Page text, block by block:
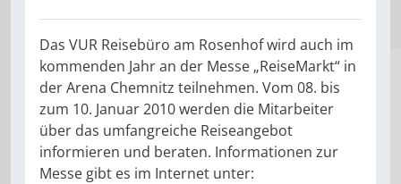
Das VUR Reisebüro am Rosenhof wird auch im
kommenden Jahr an der Messe „ReiseMarkt“ in
der Arena Chemnitz teilnehmen. Vom 08. bis
zum 10. Januar 2010 werden die Mitarbeiter
über das umfangreiche Reiseangebot
informieren und beraten. Informationen zur
Messe gibt es im Internet unter: